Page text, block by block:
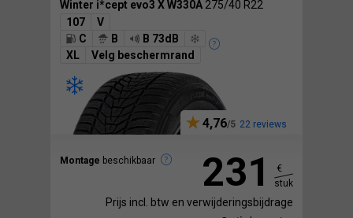
Winter i*cept evo3 X W330A 275/40 R22
107
V
C
B
B 73dB
XL
Velg beschermrand
4,76 22 reviews
Montage beschikbaar 231
€
stuk
Prijs incl. btw en verwijderingsbijdrage